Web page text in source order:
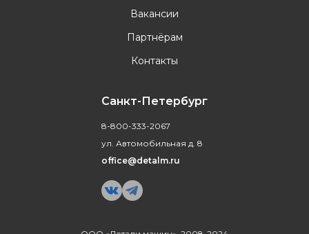
Вакансии
Партнёрам
Контакты
Санкт-Петербург
8-800-333-2067
ул. Автомобильная д. 8
office@detalm.ru